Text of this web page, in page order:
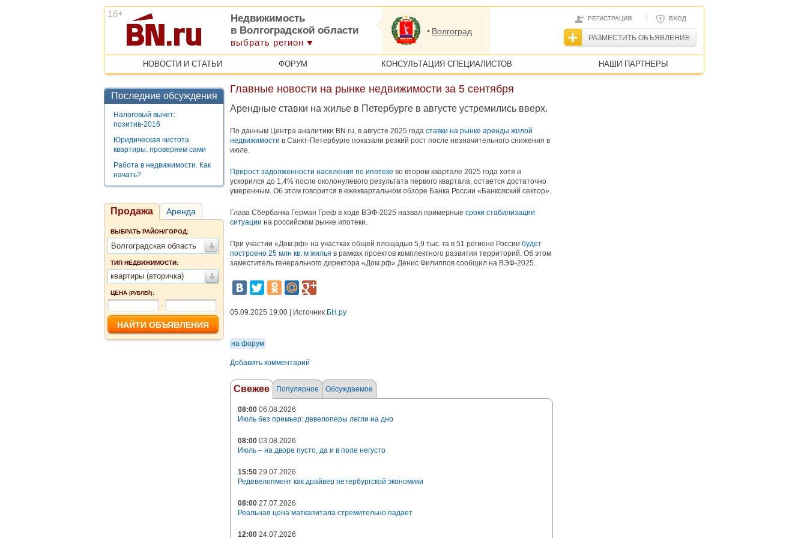
РЕГИСТРАЦИЯ | ВХОД
РАЗМЕСТИТЬ ОБЪЯВЛЕНИЕ
Недвижимость
в Волгоградской области
выбрать регион
Волгоград
НОВОСТИ И СТАТЬИ ФОРУМ КОНСУЛЬТАЦИЯ СПЕЦИАЛИСТОВ НАШИ ПАРТНЕРЫ
Последние обсуждения
Налоговый вычет:
позитив-2016
Юридическая чистота
квартиры: проверяем сами
Работа в недвижимости. Как
начать?
Продажа Аренда
ВЫБРАТЬ РАЙОН/ГОРОД:
Волгоградская область
ТИП НЕДВИЖИМОСТИ:
квартиры (вторичка)
ЦЕНА (РУБЛЕЙ):
-
Главные новости на рынке недвижимости за 5 сентября
Арендные ставки на жилье в Петербурге в августе устремились вверх.
По данным Центра аналитики BN.ru, в августе 2025 года ставки на рынке аренды жилой
недвижимости в Санкт-Петербурге показали резкий рост после незначительного снижения в
июле.
Прирост задолженности населения по ипотеке во втором квартале 2025 года хотя и
ускорился до 1,4% после околонулевого результата первого квартала, остается достаточно
умеренным. Об этом говорится в ежеквартальном обзоре Банка России «Банковский сектор».
Глава Сбербанка Герман Греф в ходе ВЭФ-2025 назвал примерные сроки стабилизации
ситуации на российском рынке ипотеки.
При участии «Дом.рф» на участках общей площадью 5,9 тыс. га в 51 регионе России будет
построено 25 млн кв. м жилья в рамках проектов комплектного развития территорий. Об этом
заместитель генерального директора «Дом.рф» Денис Филиппов сообщил на ВЭФ-2025.
05.09.2025 19:00 | Источник БН.ру
на форум
Добавить комментарий
Свежее Популярное Обсуждаемое
08:00 06.08.2026
Июль без премьер: девелоперы легли на дно
08:00 03.08.2026
Июль – на дворе пусто, да и в поле негусто
15:50 29.07.2026
Редевелопмент как драйвер петербургской экономики
08:00 27.07.2026
Реальная цена маткапитала стремительно падает
12:00 24.07.2026